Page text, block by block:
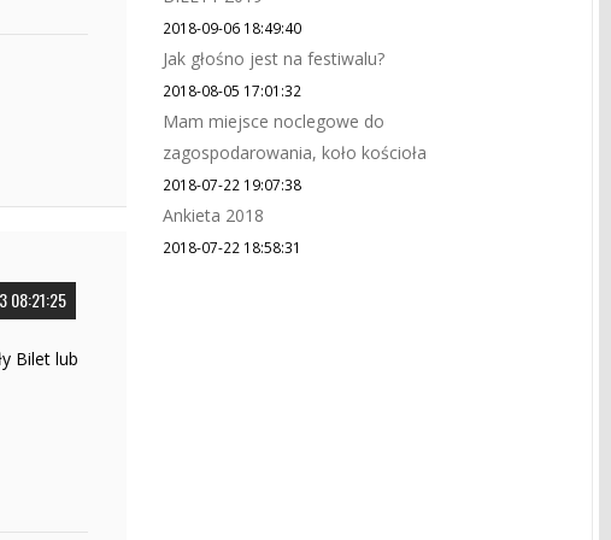
08:21:25
Bilet lub
2018-09-06 18:49:40
Jak głośno jest na festiwalu?
2018-08-05 17:01:32
Mam miejsce noclegowe do
zagospodarowania, koło kościoła
2018-07-22 19:07:38
Ankieta 2018
2018-07-22 18:58:31